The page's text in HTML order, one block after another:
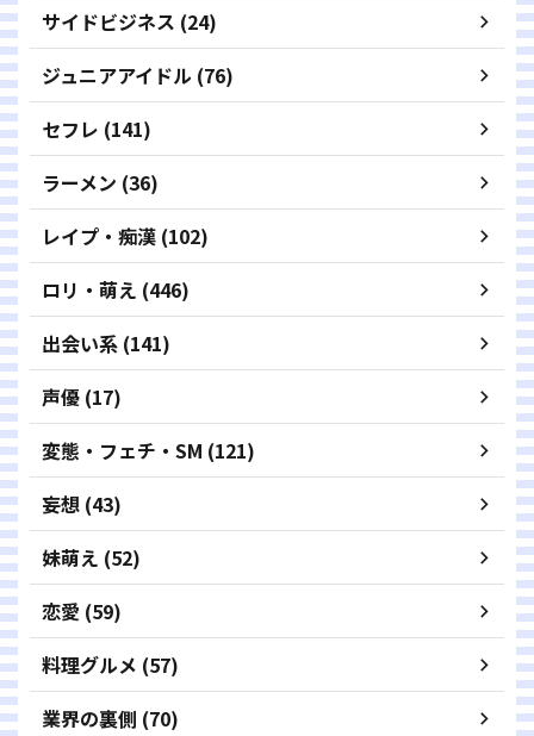
サイドビジネス (24)
ジュニアアイドル (76)
セフレ (141)
ラーメン (36)
レイプ・痴漢 (102)
ロリ・萌え (446)
出会い系 (141)
声優 (17)
変態・フェチ・SM (121)
妄想 (43)
妹萌え (52)
恋愛 (59)
料理グルメ (57)
業界の裏側 (70)